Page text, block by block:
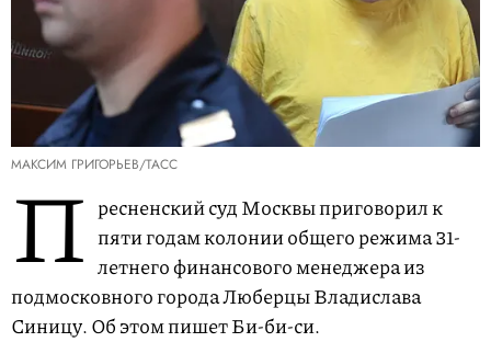
МАКСИМ ГРИГОРЬЕВ/ТАСС
П ресненский суд Москвы приговорил к
пяти годам колонии общего режима 31-
летнего финансового менеджера из
подмосковного города Люберцы Владислава
Синицу. Об этом пишет Би-би-си.